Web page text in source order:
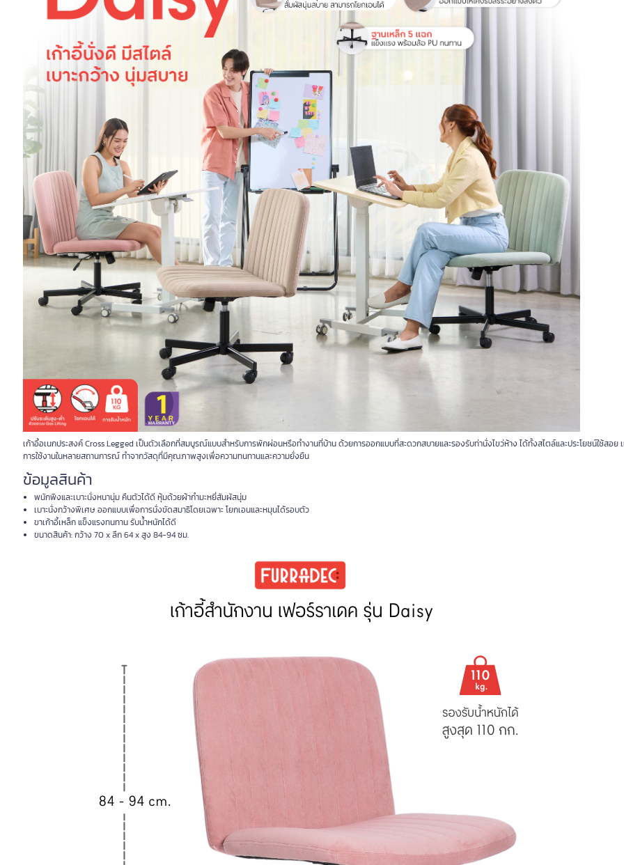
เก้าอี้อเนกประสงค์ Cross Legged เป็นตัวเลือกที่สมบูรณ์แบบสำหรับการพักผ่อนหรือทำงานที่บ้าน ด้วยการออกแบบที่สะดวกสบายและรองรับท่านั่งไขว่ห้าง ได้ทั้งสไตล์และประโยชน์ใช้สอย
การใช้งานในหลายสถานการณ์ ทำจากวัสดุที่มีคุณภาพสูงเพื่อความทนทานและความยั่งยืน
ข้อมูลสินค้า
พนักพิงและเบาะนั่งหนานุ่ม คืนตัวได้ดี หุ้มด้วยผ้ากำมะหยี่สัมผัสนุ่ม
เบาะนั่งกว้างพิเศษ ออกแบบเพื่อการนั่งขัดสมาธิโดยเฉพาะ โยกเอนและหมุนได้รอบตัว
ขาเก้าอี้เหล็ก แข็งแรงทนทาน รับน้ำหนักได้ดี
ขนาดสินค้า: กว้าง 70 x ลึก 64 x สูง 84-94 ซม.